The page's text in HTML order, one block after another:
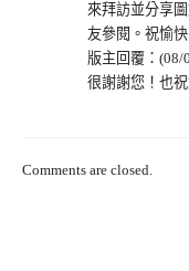
來拜訪並分享
友參閱。祝愉快
版主回覆：(08/
很謝謝您！也
Comments are closed.